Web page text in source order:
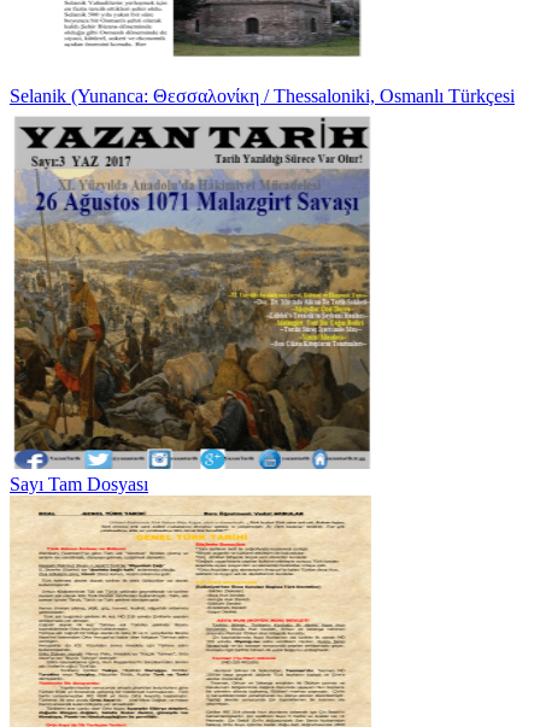
Selanik (Yunanca: Θεσσαλονίκη / Thessaloniki, Osmanlı Türkçesi
Sayı Tam Dosyası